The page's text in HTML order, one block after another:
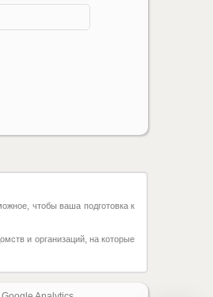
чтобы ваша подготовка к
и организаций, на которые